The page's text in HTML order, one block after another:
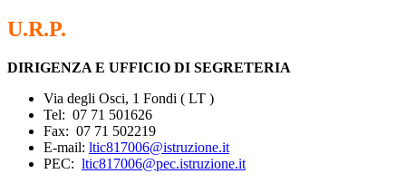
U.R.P.
DIRIGENZA E UFFICIO DI SEGRETERIA
Via degli Osci, 1 Fondi ( LT )
Tel: 07 71 501626
Fax: 07 71 502219
E-mail: ltic817006@istruzione.it
PEC: ltic817006@pec.istruzione.it